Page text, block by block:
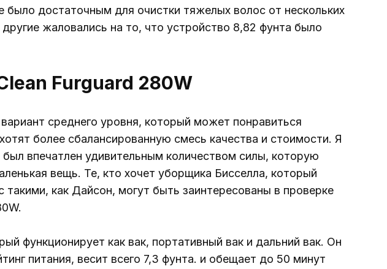
было достаточным для очистки тяжелых волос от нескольких
жаловались на то, что устройство 8,82 фунта было
Furguard 280W
среднего уровня, который может понравиться
более сбалансированную смесь качества и стоимости. Я
впечатлен удивительным количеством силы, которую
вещь. Те, кто хочет уборщика Бисселла, который
такими, как Дайсон, могут быть заинтересованы в проверке
функционирует как вак, портативный вак и дальний вак. Он
питания, весит всего 7,3 фунта. и обещает до 50 минут